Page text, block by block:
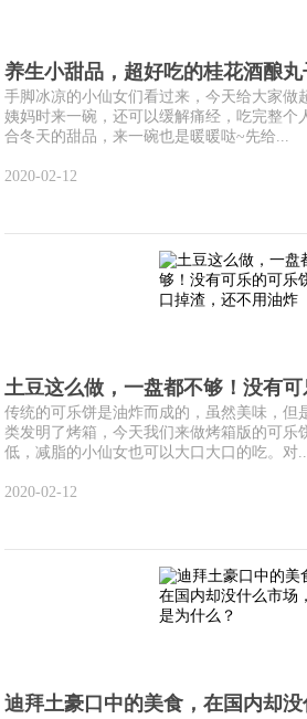
养生小甜品，超好吃的桂花酒酿
手脚冰凉的小仙女们看过来，今天给大家做
姨妈时来一碗，还可以缓解痛经，吃完整个
合冬天的甜品，来一碗也是暖暖哒~先给...
2020-02-12
土豆这么做，一盘都不够！没有可
传统的可乐饼是油炸而成的，虽然美味，但
类发明了烤箱，今天我们来做烤箱版的可乐
低，减脂的小仙女也可以大口大口的吃。对
2020-02-12
迪拜土豪口中的美食，在国内却